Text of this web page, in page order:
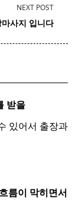
NEXT POST
사지 입니다
받을
있어서 출장과
흐름이 막히면서